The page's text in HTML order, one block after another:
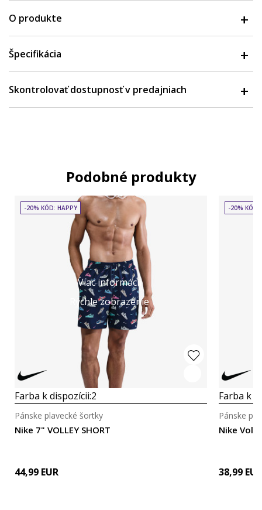
O produkte
Špecifikácia
Skontrolovať dostupnosť v predajniach
Podobné produkty
Viac informácií
Rýchle zobrazenie
-20% KÓD: HAPPY
Farba k dispozícii:2
Nike 7" VOLLEY SHORT
Pánske plavecké šortky
44,99 EUR
-20% KÓD:
Farba k
Nike
Pánske
38,99 EUR